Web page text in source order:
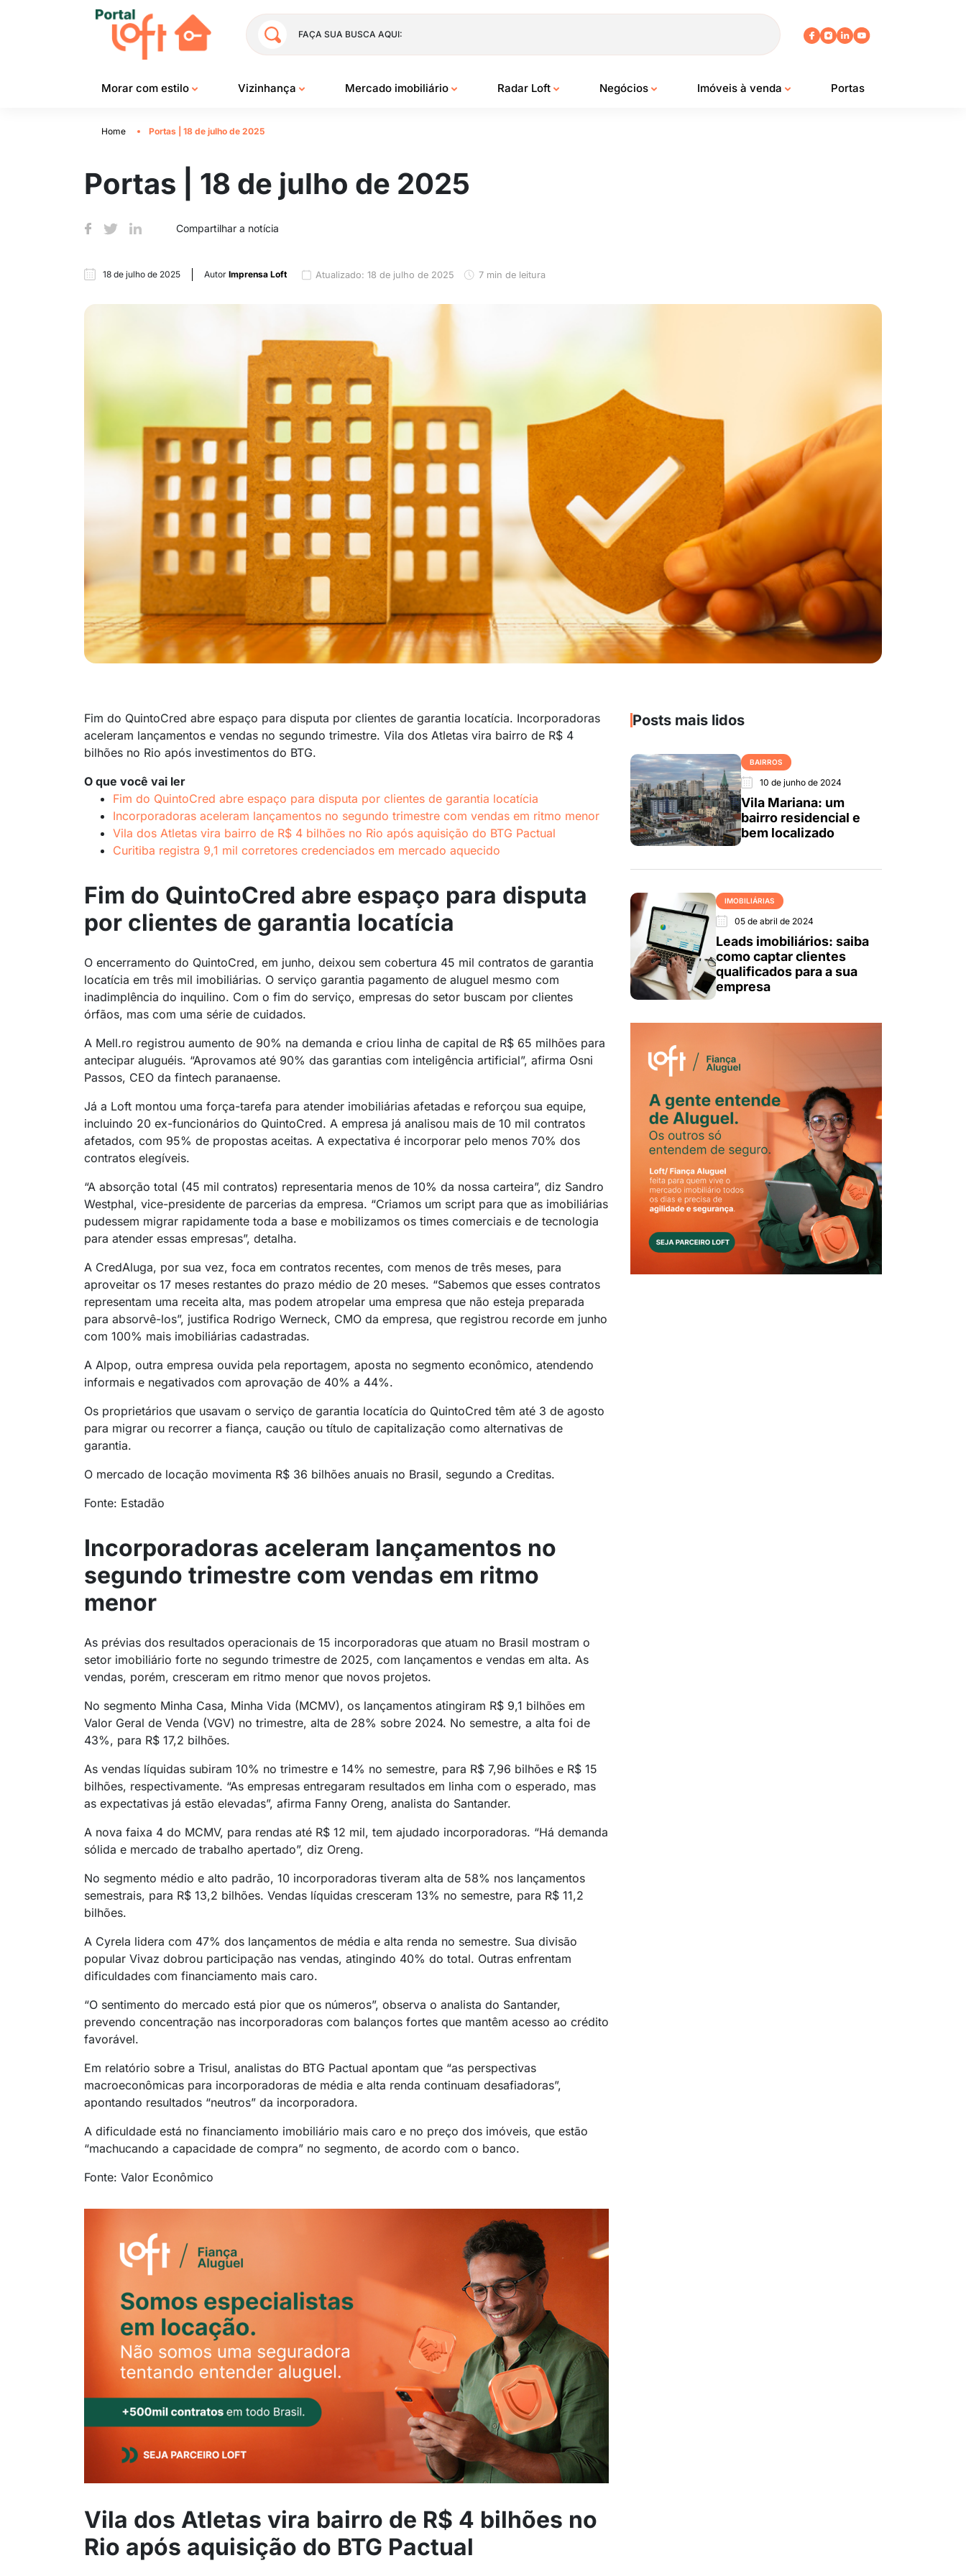
FAÇA SUA BUSCA AQUI:
Morar com estilo Vizinhança Mercado imobiliário Radar Loft Negócios Imóveis à venda Portas
Home Portas | 18 de julho de 2025
Portas | 18 de julho de 2025
Compartilhar a notícia
18 de julho de 2025 Autor Imprensa Loft Atualizado: 18 de julho de 2025 7 min de leitura
Fim do QuintoCred abre espaço para disputa por clientes de garantia locatícia. Incorporadoras
aceleram lançamentos e vendas no segundo trimestre. Vila dos Atletas vira bairro de R$ 4
bilhões no Rio após investimentos do BTG.
O que você vai ler
Fim do QuintoCred abre espaço para disputa por clientes de garantia locatícia
Incorporadoras aceleram lançamentos no segundo trimestre com vendas em ritmo menor
Vila dos Atletas vira bairro de R$ 4 bilhões no Rio após aquisição do BTG Pactual
Curitiba registra 9,1 mil corretores credenciados em mercado aquecido
Fim do QuintoCred abre espaço para disputa
por clientes de garantia locatícia
O encerramento do QuintoCred, em junho, deixou sem cobertura 45 mil contratos de garantia
locatícia em três mil imobiliárias. O serviço garantia pagamento de aluguel mesmo com
inadimplência do inquilino. Com o fim do serviço, empresas do setor buscam por clientes
órfãos, mas com uma série de cuidados.
A Mell.ro registrou aumento de 90% na demanda e criou linha de capital de R$ 65 milhões para
antecipar aluguéis. “Aprovamos até 90% das garantias com inteligência artificial”, afirma Osni
Passos, CEO da fintech paranaense.
Já a Loft montou uma força-tarefa para atender imobiliárias afetadas e reforçou sua equipe,
incluindo 20 ex-funcionários do QuintoCred. A empresa já analisou mais de 10 mil contratos
afetados, com 95% de propostas aceitas. A expectativa é incorporar pelo menos 70% dos
contratos elegíveis.
“A absorção total (45 mil contratos) representaria menos de 10% da nossa carteira”, diz Sandro
Westphal, vice-presidente de parcerias da empresa. “Criamos um script para que as imobiliárias
pudessem migrar rapidamente toda a base e mobilizamos os times comerciais e de tecnologia
para atender essas empresas”, detalha.
A CredAluga, por sua vez, foca em contratos recentes, com menos de três meses, para
aproveitar os 17 meses restantes do prazo médio de 20 meses. “Sabemos que esses contratos
representam uma receita alta, mas podem atropelar uma empresa que não esteja preparada
para absorvê-los”, justifica Rodrigo Werneck, CMO da empresa, que registrou recorde em junho
com 100% mais imobiliárias cadastradas.
A Alpop, outra empresa ouvida pela reportagem, aposta no segmento econômico, atendendo
informais e negativados com aprovação de 40% a 44%.
Os proprietários que usavam o serviço de garantia locatícia do QuintoCred têm até 3 de agosto
para migrar ou recorrer a fiança, caução ou título de capitalização como alternativas de
garantia.
O mercado de locação movimenta R$ 36 bilhões anuais no Brasil, segundo a Creditas.
Fonte: Estadão
Incorporadoras aceleram lançamentos no
segundo trimestre com vendas em ritmo
menor
As prévias dos resultados operacionais de 15 incorporadoras que atuam no Brasil mostram o
setor imobiliário forte no segundo trimestre de 2025, com lançamentos e vendas em alta. As
vendas, porém, cresceram em ritmo menor que novos projetos.
No segmento Minha Casa, Minha Vida (MCMV), os lançamentos atingiram R$ 9,1 bilhões em
Valor Geral de Venda (VGV) no trimestre, alta de 28% sobre 2024. No semestre, a alta foi de
43%, para R$ 17,2 bilhões.
As vendas líquidas subiram 10% no trimestre e 14% no semestre, para R$ 7,96 bilhões e R$ 15
bilhões, respectivamente. “As empresas entregaram resultados em linha com o esperado, mas
as expectativas já estão elevadas”, afirma Fanny Oreng, analista do Santander.
A nova faixa 4 do MCMV, para rendas até R$ 12 mil, tem ajudado incorporadoras. “Há demanda
sólida e mercado de trabalho apertado”, diz Oreng.
No segmento médio e alto padrão, 10 incorporadoras tiveram alta de 58% nos lançamentos
semestrais, para R$ 13,2 bilhões. Vendas líquidas cresceram 13% no semestre, para R$ 11,2
bilhões.
A Cyrela lidera com 47% dos lançamentos de média e alta renda no semestre. Sua divisão
popular Vivaz dobrou participação nas vendas, atingindo 40% do total. Outras enfrentam
dificuldades com financiamento mais caro.
“O sentimento do mercado está pior que os números”, observa o analista do Santander,
prevendo concentração nas incorporadoras com balanços fortes que mantêm acesso ao crédito
favorável.
Em relatório sobre a Trisul, analistas do BTG Pactual apontam que “as perspectivas
macroeconômicas para incorporadoras de média e alta renda continuam desafiadoras”,
apontando resultados “neutros” da incorporadora.
A dificuldade está no financiamento imobiliário mais caro e no preço dos imóveis, que estão
“machucando a capacidade de compra” no segmento, de acordo com o banco.
Fonte: Valor Econômico
Vila dos Atletas vira bairro de R$ 4 bilhões no
Rio após aquisição do BTG Pactual
Posts mais lidos
BAIRROS
10 de junho de 2024
Vila Mariana: um
bairro residencial e
bem localizado
IMOBILIÁRIAS
05 de abril de 2024
Leads imobiliários: saiba
como captar clientes
qualificados para a sua
empresa